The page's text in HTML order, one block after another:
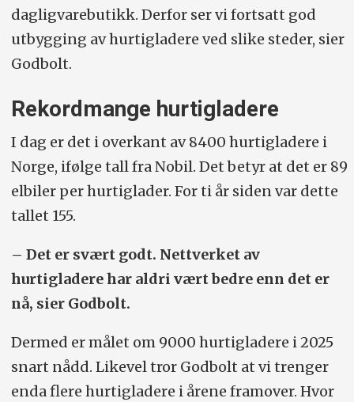
ladekø.
Husk å ta med type 2-kabel om du skal
bruke normallader i løpet av turen.
Om du er fersk elbilist, sett deg inn i
hvordan du lader og hvor mye strøm
bilen din kan ta imot.
dagligvarebutikk. Derfor ser vi fortsatt god
utbygging av hurtigladere ved slike steder, sier
Godbolt.
Rekordmange hurtigladere
I dag er det i overkant av 8400 hurtigladere i
Norge, ifølge tall fra Nobil. Det betyr at det er 89
elbiler per hurtiglader. For ti år siden var dette
tallet 155.
– Det er svært godt. Nettverket av
hurtigladere har aldri vært bedre enn det er
nå, sier Godbolt.
Dermed er målet om 9000 hurtigladere i 2025
snart nådd. Likevel tror Godbolt at vi trenger
enda flere hurtigladere i årene framover. Hvor